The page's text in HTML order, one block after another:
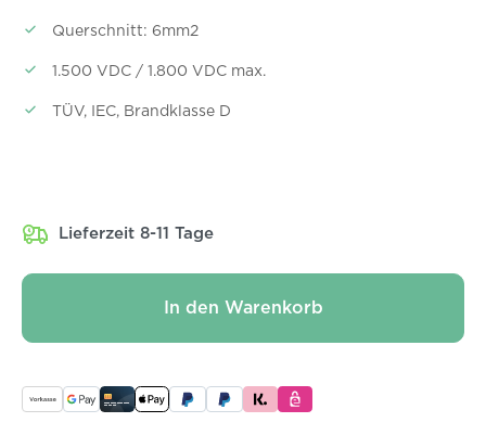
Querschnitt: 6mm2
1.500 VDC / 1.800 VDC max.
TÜV, IEC, Brandklasse D
Lieferzeit 8-11 Tage
In den Warenkorb